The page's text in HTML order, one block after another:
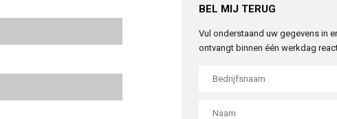
BEL MIJ TERUG
Vul onderstaand uw gegevens in
ontvangt binnen één werkdag